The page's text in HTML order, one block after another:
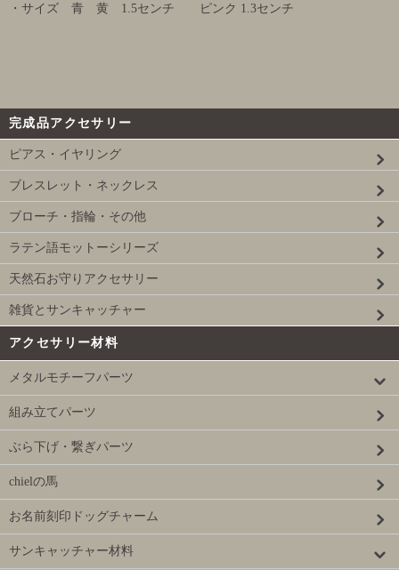
・サイズ 青 黄 1.5センチ ピンク 1.3センチ
完成品アクセサリー
ピアス・イヤリング
ブレスレット・ネックレス
ブローチ・指輪・その他
ラテン語モットーシリーズ
天然石お守りアクセサリー
雑貨とサンキャッチャー
アクセサリー材料
メタルモチーフパーツ
組み立てパーツ
ぶら下げ・繋ぎパーツ
chielの馬
お名前刻印ドッグチャーム
サンキャッチャー材料